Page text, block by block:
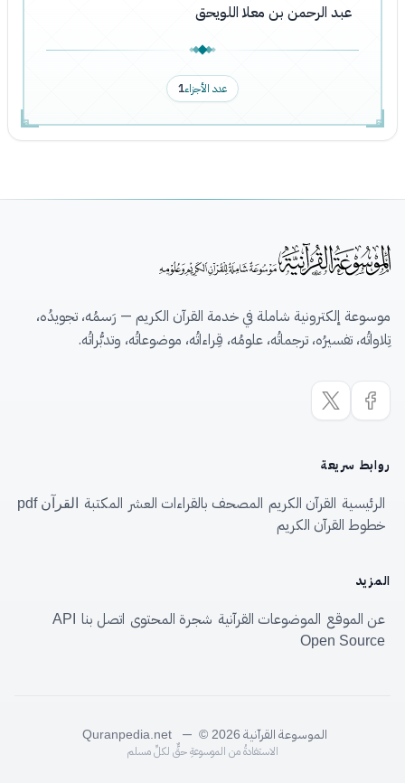
عبد الرحمن بن معلا اللويحق
عدد الأجزاء1
موسوعة إلكترونية شاملة في خدمة القرآن الكريم — رَسمُه، تجويدُه،
تِلاواتُه، تفسيرُه، ترجماتُه، علومُه، قِراءاتُه، موضوعاتُه، وتدبُّراتُه.
روابط سريعة
الرئيسية القرآن الكريم المصحف بالقراءات العشر المكتبة القرآن pdf
خطوط القرآن الكريم
المزيد
عن الموقع الموضوعات القرآنية شجرة المحتوى اتصل بنا
API
Open Source
الموسوعة القرآنية Quranpedia.net — © 2026
الاستفادةُ من الموسوعةِ حقٌّ لكلِّ مسلم